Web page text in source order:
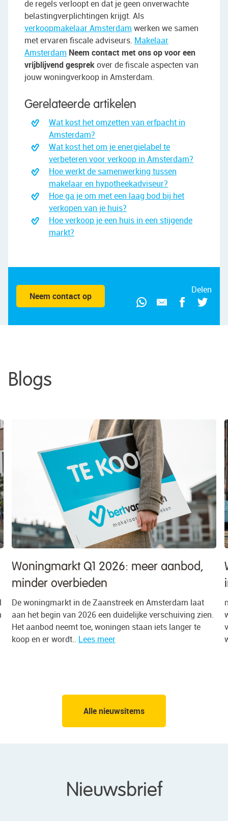
de regels verloopt en dat je geen onverwachte
belastingverplichtingen krijgt. Als
verkoopmakelaar Amsterdam werken we samen
met ervaren fiscale adviseurs. Makelaar
Amsterdam Neem contact met ons op voor een
vrijblijvend gesprekover de fiscale aspecten van
jouw woningverkoop in Amsterdam.
Gerelateerde artikelen
Wat kost het omzetten van erfpacht in
Amsterdam?
Wat kost het om je energielabel te
verbeteren voor verkoop in Amsterdam?
Hoe werkt de samenwerking tussen
makelaar en hypotheekadviseur?
Hoe ga je om met een laag bod bij het
verkopen van je huis?
Hoe verkoop je een huis in een stijgende
markt?
Neem contact op
Delen
Blogs
aanbod,
laat
verschuiving zien.
iets langer te
Wat doet de huizenmarkt in
in 2026?
n het tweede kwartaal van 2026 werd
woningen in de gemeente Amsterdam
vraagprijs, tegen 75% een kwartaal
werd 7,1% meer betaald dan..
Alle nieuwsitems
Nieuwsbrief